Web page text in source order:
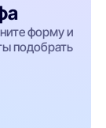
форму и
подобрать